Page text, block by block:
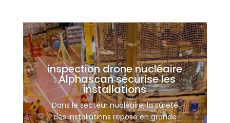
inspection drone nucléaire
: Alphascan sécurise les
installations
Dans le secteur nucléaire, la sûreté
des installations repose en grande